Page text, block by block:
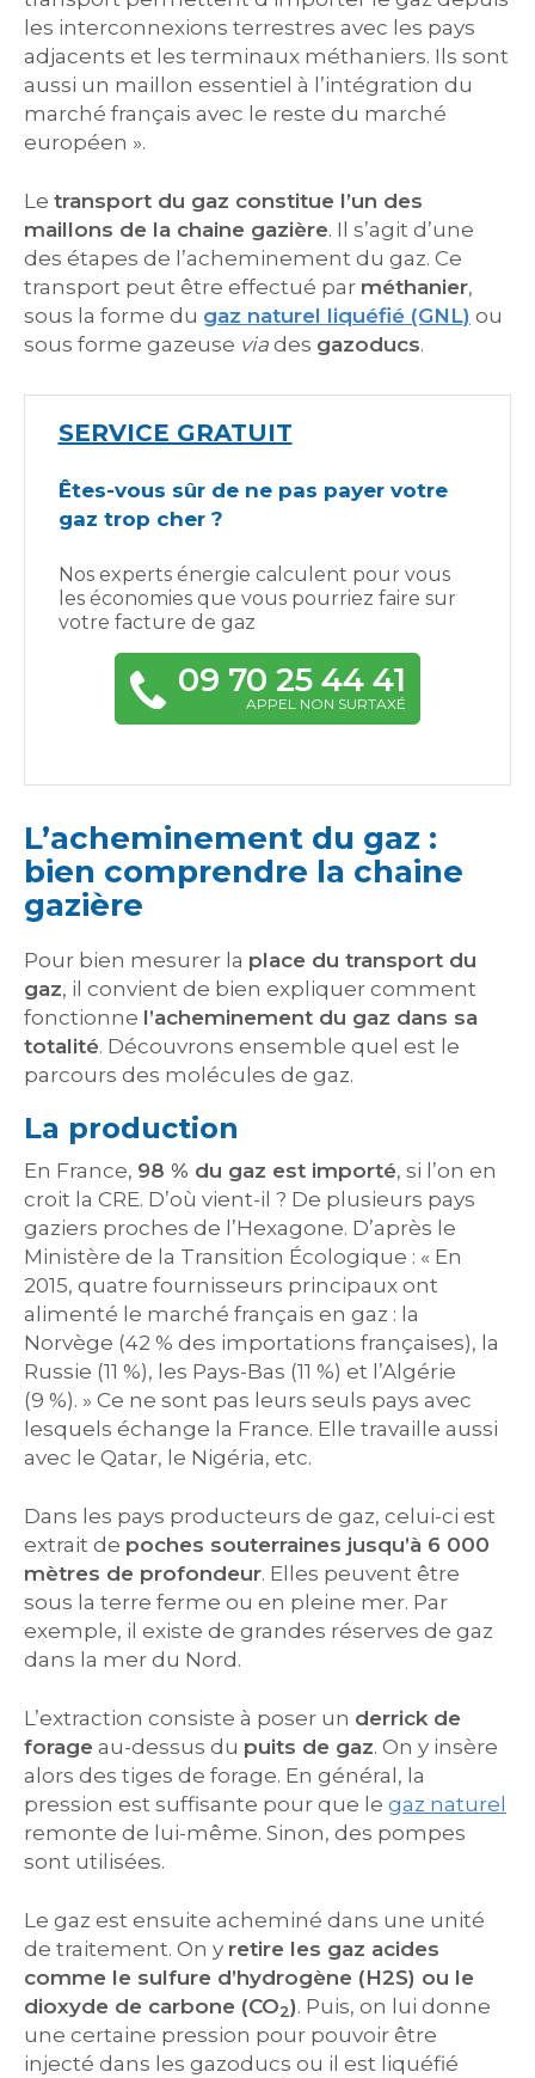
les interconnexions terrestres avec les pays
adjacents et les terminaux méthaniers. Ils sont
aussi un maillon essentiel à l’intégration du
marché français avec le reste du marché
européen ».
Le transport du gaz constitue l’un des
maillons de la chaine gazière. Il s’agit d’une
des étapes de l’acheminement du gaz. Ce
transport peut être effectué par méthanier,
sous la forme du gaz naturel liquéfié (GNL) ou
sous forme gazeuse via des gazoducs.
SERVICE GRATUIT
Êtes-vous sûr de ne pas payer votre
gaz trop cher ?
Nos experts énergie calculent pour vous
les économies que vous pourriez faire sur
votre facture de gaz
09 70 25 44 41
APPEL NON SURTAXÉ
L’acheminement du gaz :
bien comprendre la chaine
gazière
Pour bien mesurer la place du transport du
gaz, il convient de bien expliquer comment
fonctionne l’acheminement du gaz dans sa
totalité. Découvrons ensemble quel est le
parcours des molécules de gaz.
La production
En France, 98 % du gaz est importé, si l’on en
croit la CRE. D’où vient-il ? De plusieurs pays
gaziers proches de l’Hexagone. D’après le
Ministère de la Transition Écologique : « En
2015, quatre fournisseurs principaux ont
alimenté le marché français en gaz : la
Norvège (42 % des importations françaises), la
Russie (11 %), les Pays-Bas (11 %) et l’Algérie
(9 %). » Ce ne sont pas leurs seuls pays avec
lesquels échange la France. Elle travaille aussi
avec le Qatar, le Nigéria, etc.
Dans les pays producteurs de gaz, celui-ci est
extrait de poches souterraines jusqu’à 6 000
mètres de profondeur. Elles peuvent être
sous la terre ferme ou en pleine mer. Par
exemple, il existe de grandes réserves de gaz
dans la mer du Nord.
L’extraction consiste à poser un derrick de
forage au-dessus du puits de gaz. On y insère
alors des tiges de forage. En général, la
pression est suffisante pour que le gaz naturel
remonte de lui-même. Sinon, des pompes
sont utilisées.
Le gaz est ensuite acheminé dans une unité
de traitement. On y retire les gaz acides
comme le sulfure d’hydrogène (H2S) ou le
dioxyde de carbone (CO2). Puis, on lui donne
une certaine pression pour pouvoir être
injecté dans les gazoducs ou il est liquéfié